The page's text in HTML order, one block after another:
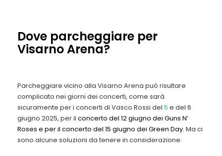
Dove parcheggiare per
Visarno Arena?
Parcheggiare vicino alla Visarno Arena può risultare
complicato nei giorni dei concerti, come sarà
sicuramente per i concerti di Vasco Rossi del 5 e del 6
giugno 2025, per il concerto del 12 giugno dei Guns N’
Roses e per il concerto del 15 giugno dei Green Day. Ma ci
sono alcune soluzioni da tenere in considerazione: